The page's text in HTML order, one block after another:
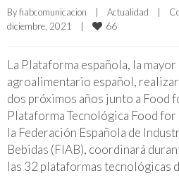
By fiabcomunicacion | Actualidad |
diciembre, 2021
| 66
La Plataforma española, la
agroalimentario español,
dos próximos años junto a Food
Plataforma Tecnológica Food
la Federación Española de
Bebidas (FIAB), coordinará
las 32 plataformas tecnológicas